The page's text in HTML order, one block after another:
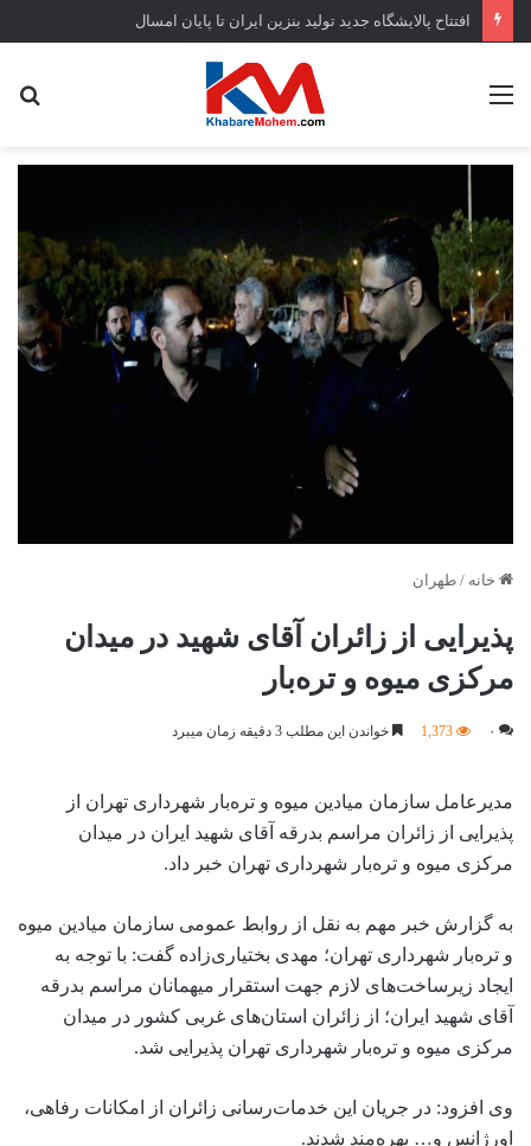
افتتاح ‌پالایشگاه جدید تولید بنزین ایران تا پایان امسال
منو
خانه / طهران
پذیرایی از زائران آقای شهید در میدان
مرکزی میوه و تره‌بار
۰ 1,373 خواندن این مطلب 3 دقیقه زمان میبرد
مدیرعامل سازمان میادین میوه و تره‌بار شهرداری تهران از
پذیرایی از زائران مراسم بدرقه آقای شهید ایران در میدان
مرکزی میوه و تره‌بار شهرداری تهران خبر داد.
به گزارش خبر مهم به نقل از روابط عمومی سازمان میادین میوه
و تره‌بار شهرداری تهران؛ مهدی بختیاری‌زاده گفت: با توجه به
ایجاد زیرساخت‌های لازم جهت استقرار میهمانان مراسم بدرقه
آقای شهید ایران؛ از زائران استان‌های غربی کشور در میدان
مرکزی میوه و تره‌بار شهرداری تهران پذیرایی شد.
وی افزود: در جریان این خدمات‌رسانی زائران از امکانات رفاهی،
اورژانس و… بهره‌مند شدند.